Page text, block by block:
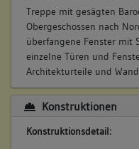
Treppe mit gesägten
Obergeschossen nach
überfangene Fenster mit
einzelne Türen und
Architekturteile und
Konstruktionen
Konstruktionsdetail: